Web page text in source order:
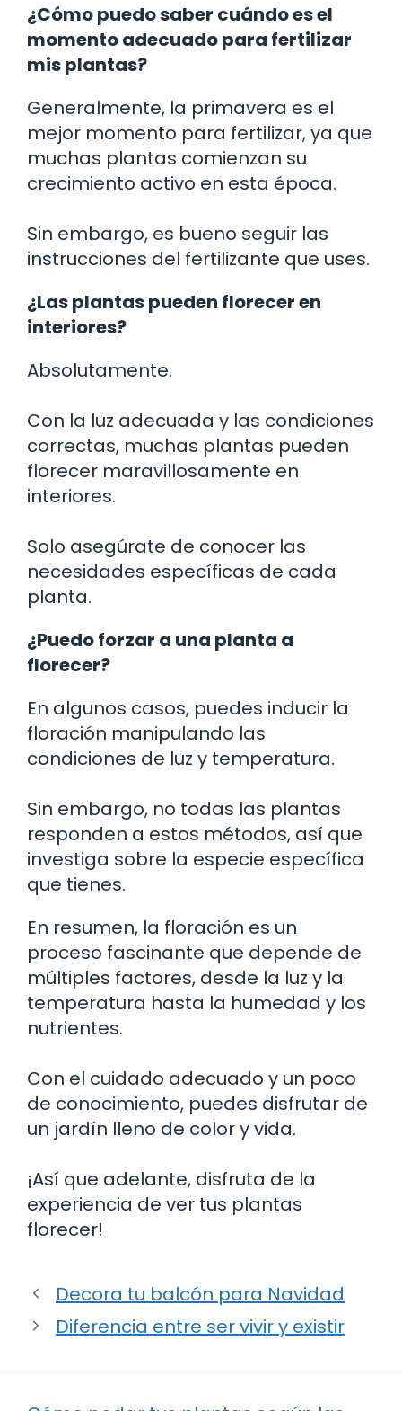
¿Cómo puedo saber cuándo es el
momento adecuado para fertilizar
mis plantas?
Generalmente, la primavera es el
mejor momento para fertilizar, ya que
muchas plantas comienzan su
crecimiento activo en esta época.
Sin embargo, es bueno seguir las
instrucciones del fertilizante que uses.
¿Las plantas pueden florecer en
interiores?
Absolutamente.
Con la luz adecuada y las condiciones
correctas, muchas plantas pueden
florecer maravillosamente en
interiores.
Solo asegúrate de conocer las
necesidades específicas de cada
planta.
¿Puedo forzar a una planta a
florecer?
En algunos casos, puedes inducir la
floración manipulando las
condiciones de luz y temperatura.
Sin embargo, no todas las plantas
responden a estos métodos, así que
investiga sobre la especie específica
que tienes.
En resumen, la floración es un
proceso fascinante que depende de
múltiples factores, desde la luz y la
temperatura hasta la humedad y los
nutrientes.
Con el cuidado adecuado y un poco
de conocimiento, puedes disfrutar de
un jardín lleno de color y vida.
¡Así que adelante, disfruta de la
experiencia de ver tus plantas
florecer!
Decora tu balcón para Navidad
Diferencia entre ser vivir y existir